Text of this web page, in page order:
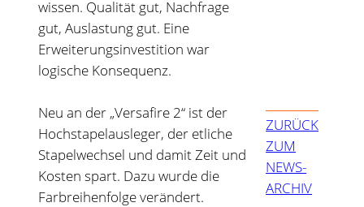
wissen. Qualität gut, Nachfrage
gut, Auslastung gut. Eine
Erweiterungsinvestition war
logische Konsequenz.
Neu an der „Versafire 2“ ist der
Hochstapelausleger, der etliche
Stapelwechsel und damit Zeit und
Kosten spart. Dazu wurde die
Farbreihenfolge verändert.
ZURÜCK
ZUM
NEWS-
ARCHIV